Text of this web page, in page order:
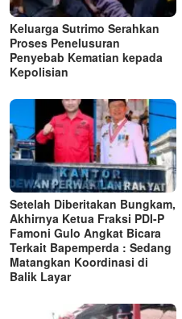
Keluarga Sutrimo Serahkan
Proses Penelusuran
Penyebab Kematian kepada
Kepolisian
Setelah Diberitakan Bungkam,
Akhirnya Ketua Fraksi PDI-P
Famoni Gulo Angkat Bicara
Terkait Bapemperda : Sedang
Matangkan Koordinasi di
Balik Layar